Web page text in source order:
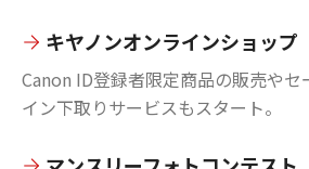
キヤノンオンラインショップ
Canon ID登録者限定商品の販売やセ
イン下取りサービスもスタート。